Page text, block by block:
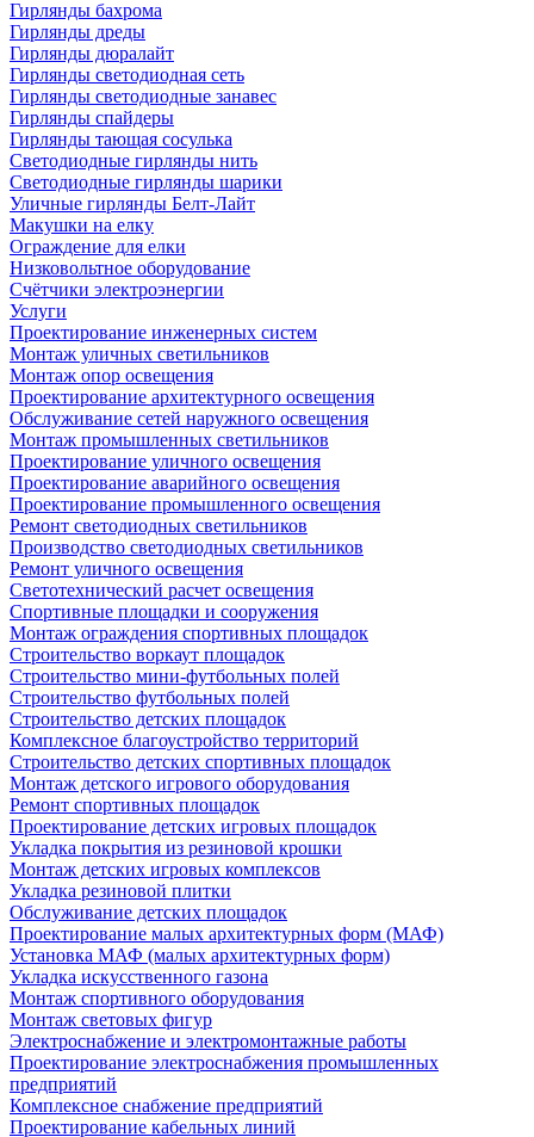
Гирлянды бахрома
Гирлянды дреды
Гирлянды дюралайт
Гирлянды светодиодная сеть
Гирлянды светодиодные занавес
Гирлянды спайдеры
Гирлянды тающая сосулька
Светодиодные гирлянды нить
Светодиодные гирлянды шарики
Уличные гирлянды Белт-Лайт
Макушки на елку
Ограждение для елки
Низковольтное оборудование
Счётчики электроэнергии
Услуги
Проектирование инженерных систем
Монтаж уличных светильников
Монтаж опор освещения
Проектирование архитектурного освещения
Обслуживание сетей наружного освещения
Монтаж промышленных светильников
Проектирование уличного освещения
Проектирование аварийного освещения
Проектирование промышленного освещения
Ремонт светодиодных светильников
Производство светодиодных светильников
Ремонт уличного освещения
Светотехнический расчет освещения
Спортивные площадки и сооружения
Монтаж ограждения спортивных площадок
Строительство воркаут площадок
Строительство мини-футбольных полей
Строительство футбольных полей
Строительство детских площадок
Комплексное благоустройство территорий
Строительство детских спортивных площадок
Монтаж детского игрового оборудования
Ремонт спортивных площадок
Проектирование детских игровых площадок
Укладка покрытия из резиновой крошки
Монтаж детских игровых комплексов
Укладка резиновой плитки
Обслуживание детских площадок
Проектирование малых архитектурных форм (МАФ)
Установка МАФ (малых архитектурных форм)
Укладка искусственного газона
Монтаж спортивного оборудования
Монтаж световых фигур
Электроснабжение и электромонтажные работы
Проектирование электроснабжения промышленных
предприятий
Комплексное снабжение предприятий
Проектирование кабельных линий